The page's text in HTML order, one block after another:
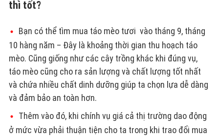
thì tốt?
Bạn có thể tìm mua táo mèo tươi vào tháng 9, tháng
10 hàng năm – Đây là khoảng thời gian thu hoạch táo
mèo. Cũng giống như các cây trồng khác khi đúng vụ,
táo mèo cũng cho ra sản lượng và chất lượng tốt nhất
và chứa nhiều chất dinh dưỡng giúp ta chọn lựa dễ dàng
và đảm bảo an toàn hơn.
Thêm vào đó, khi chính vụ giá cả thị trường dao động
ở mức vừa phải thuận tiện cho ta trong khi trao đổi mua